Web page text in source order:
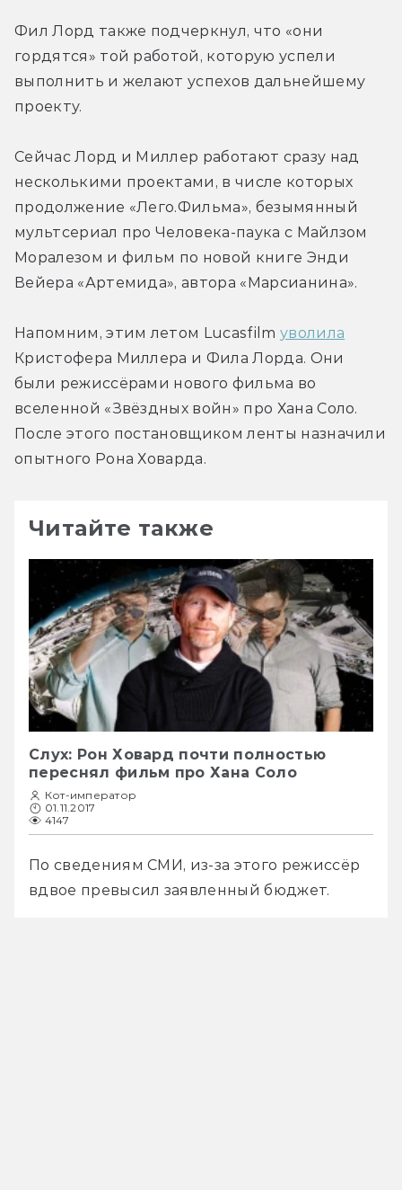
Фил Лорд также подчеркнул, что «они
гордятся» той работой, которую успели
выполнить и желают успехов дальнейшему
проекту.
Сейчас Лорд и Миллер работают сразу над
несколькими проектами, в числе которых
продолжение «Лего.Фильма», безымянный
мультсериал про Человека-паука с Майлзом
Моралезом и фильм по новой книге Энди
Вейера «Артемида», автора «Марсианина».
Напомним, этим летом Lucasfilm уволила
Кристофера Миллера и Фила Лорда. Они
были режиссёрами нового фильма во
вселенной «Звёздных войн» про Хана Соло.
После этого постановщиком ленты назначили
опытного Рона Ховарда.
Читайте также
Слух: Рон Ховард почти полностью
переснял фильм про Хана Соло
Кот-император
01.11.2017
4147
По сведениям СМИ, из-за этого режиссёр
вдвое превысил заявленный бюджет.